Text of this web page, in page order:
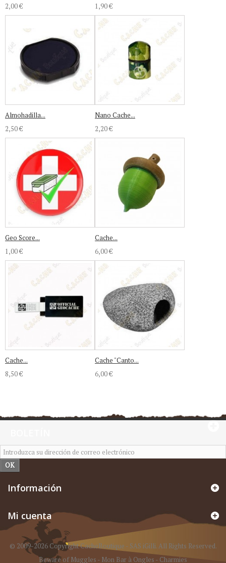
2,00 €
1,90 €
Almohadilla...
2,50 €
Nano Cache...
2,20 €
Geo Score...
1,00 €
Cache...
6,00 €
Cache...
8,50 €
Cache "Canto...
6,00 €
OK
Información
Mi cuenta
© 2009-2026 Copyright CacheBoutique - SAS iGilli. All Rights Reserved.
Beware of Muggles - Mon Bar à Ongles - Charmies